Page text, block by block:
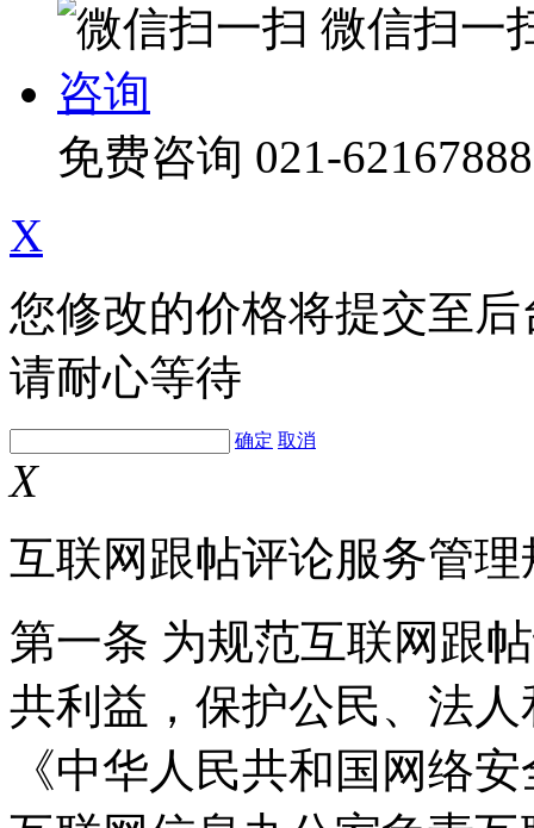
微信扫一
咨询
免费咨询 021-62167888
X
您修改的价格将提交至
请耐心等待
确定 取消
X
互联网跟帖评论服务管理
第一条 为规范互联网跟
共利益，保护公民、法
《中华人民共和国网络